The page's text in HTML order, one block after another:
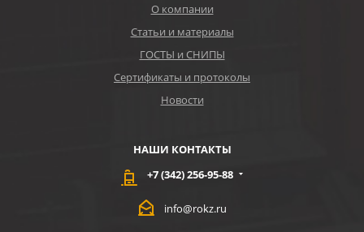
О компании
Статьи и материалы
ГОСТЫ и СНИПЫ
Сертификаты и протоколы
Новости
НАШИ КОНТАКТЫ
+7 (342) 256-95-88
info@rokz.ru